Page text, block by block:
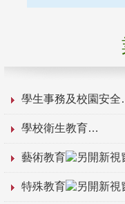
學生事務及校園安全
學校衛生教育
藝術教育
特殊教育